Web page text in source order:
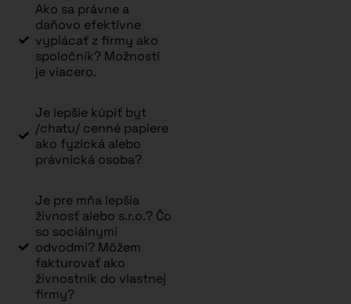
Ako sa právne a
daňovo efektívne
vyplácať z firmy ako
spoločník? Možností
je viacero.
Je lepšie kúpiť byt
/chatu/ cenné papiere
ako fyzická alebo
právnická osoba?
Je pre mňa lepšia
živnosť alebo s.r.o.? Čo
so sociálnymi
odvodmi? Môžem
fakturovať ako
živnostník do vlastnej
firmy?